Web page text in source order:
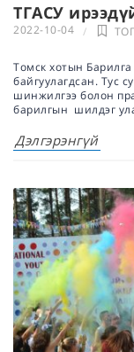
ТГАСУ
2022-10-04
Томск хотын
байгуулагдсан. Тус
шинжилгээ болон
барилгын шилдэг
Дэлгэрэнгүй